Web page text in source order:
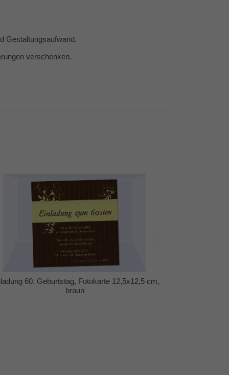
Gestaltungsaufwand.
verschenken.
Einladungskarten 60. Geburtstag